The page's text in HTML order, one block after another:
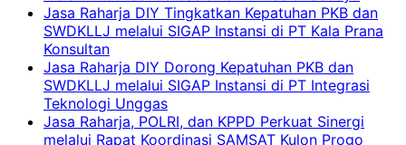
Jasa Raharja DIY Tingkatkan Kepatuhan PKB dan
SWDKLLJ melalui SIGAP Instansi di PT Kala Prana
Konsultan
Jasa Raharja DIY Dorong Kepatuhan PKB dan
SWDKLLJ melalui SIGAP Instansi di PT Integrasi
Teknologi Unggas
Jasa Raharja, POLRI, dan KPPD Perkuat Sinergi
melalui Rapat Koordinasi SAMSAT Kulon Progo